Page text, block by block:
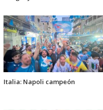
Italia: Napoli campeón